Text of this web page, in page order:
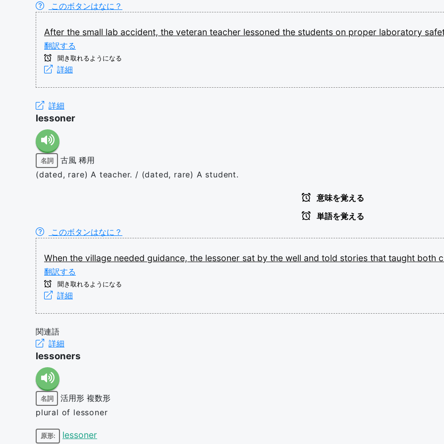
このボタンはなに？
After the small lab accident, the veteran teacher lessoned the students on proper laboratory
翻訳する
聞き取れるようになる
詳細
詳細
lessoner
名詞 古風 稀用
(dated, rare) A teacher. / (dated, rare) A student.
意味を覚える
単語を覚える
このボタンはなに？
When the village needed guidance, the lessoner sat by the well and told stories that taught both
翻訳する
聞き取れるようになる
詳細
関連語
詳細
lessoners
名詞 活用形 複数形
plural of lessoner
原形: lessoner